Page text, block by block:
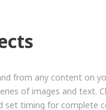
from any content on
of images and text.
timing for complete